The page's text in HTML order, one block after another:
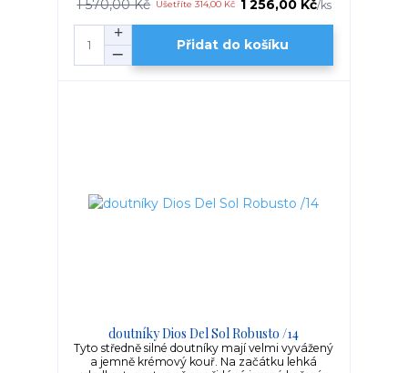
1 570,00 Kč Ušetříte 314,00 Kč 1 256,00 Kč/ks
Přidat do košíku
doutníky Dios Del Sol Robusto /14
Tyto středně silné doutníky mají velmi vyvážený
a jemně krémový kouř. Na začátku lehká